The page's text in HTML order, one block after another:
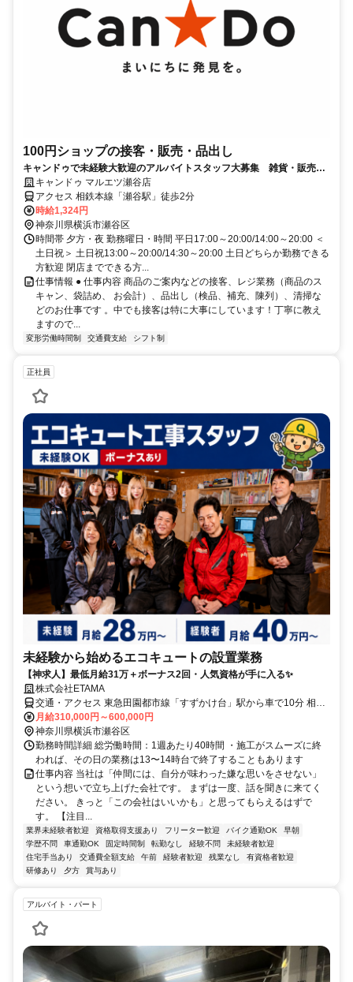
100円ショップの接客・販売・品出し
キャンドゥで未経験大歓迎のアルバイトスタッフ大募集 雑貨・販売・
接客好きの方にオススメ！
キャンドゥ マルエツ瀬谷店
アクセス 相鉄本線「瀬谷駅」徒歩2分
時給1,324円
神奈川県横浜市瀬谷区
時間帯 夕方・夜 勤務曜日・時間 平日17:00～20:00/14:00～20:00 ＜
土日祝＞ 土日祝13:00～20:00/14:30～20:00 土日どちらか勤務できる
方歓迎 閉店までできる方...
仕事情報 ● 仕事内容 商品のご案内などの接客、レジ業務（商品のス
キャン、袋詰め、 お会計）、品出し（検品、補充、陳列）、清掃な
どのお仕事です 。中でも接客は特に大事にしています！丁寧に教え
ますので...
変形労働時間制 交通費支給 シフト制
正社員
未経験から始めるエコキュートの設置業務
【神求人】最低月給31万＋ボーナス2回・人気資格が手に入る✨
株式会社ETAMA
交通・アクセス 東急田園都市線「すずかけ台」駅から車で10分 相鉄
本線「瀬谷駅」から車で15分
月給310,000円～600,000円
神奈川県横浜市瀬谷区
勤務時間詳細 総労働時間：1週あたり40時間 ・施工がスムーズに終
われば、その日の業務は13〜14時台で終了することもあります
仕事内容 当社は「仲間には、自分が味わった嫌な思いをさせない」
という想いで立ち上げた会社です。 まずは一度、話を聞きに来てく
ださい。 きっと「この会社はいいかも」と思ってもらえるはずで
す。 【注目...
業界未経験者歓迎 資格取得支援あり フリーター歓迎 バイク通勤OK
早朝
学歴不問
車通勤OK 固定時間制 転勤なし 経験不問
未経験者歓迎
住宅手当あり
交通費全額支給 午前 経験者歓迎 残業なし
有資格者歓迎
研修あり
夕方 賞与あり
アルバイト・パート